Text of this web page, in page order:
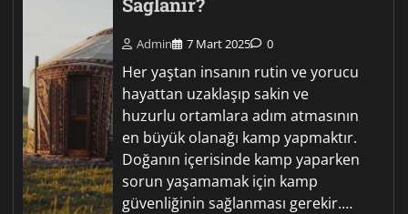
Admin 7 Mart 2025 0
Her yaştan insanın rutin ve yorucu
hayattan uzaklaşıp sakin ve
huzurlu ortamlara adım atmasının
en büyük olanağı kamp yapmaktır.
Doğanın içerisinde kamp yaparken
sorun yaşamamak için kamp
güvenliğinin sağlanması gerekir.…